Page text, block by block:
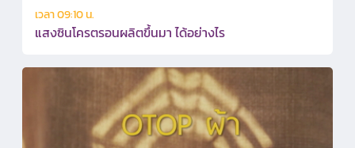
เวลา 09:10 น.
แสงซินโครตรอนผลิตขึ้นมา ได้อย่างไร